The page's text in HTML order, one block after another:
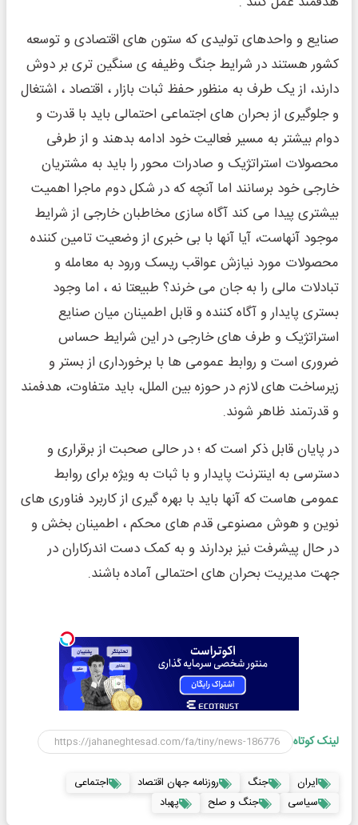
صنایع و واحدهای تولیدی که ستون های اقتصادی و توسعه
کشور هستند در شرایط جنگ وظیفه ی سنگین تری بر دوش
دارند، از یک طرف به منظور حفظ ثبات بازار ، اقتصاد ، اشتغال
و جلوگیری از بحران های اجتماعی احتمالی باید با قدرت و
دوام بیشتر به مسیر فعالیت خود ادامه بدهند و از طرفی
محصولات استراتژیک و صادرات محور را باید به مشتریان
خارجی خود برسانند اما آنچه که در شکل دوم ماجرا اهمیت
بیشتری پیدا می کند آگاه سازی مخاطبان خارجی از شرایط
موجود آنهاست، آیا آنها با بی خبری از وضعیت تامین کننده
محصولات مورد نیازش عواقب ریسک ورود به معامله و
تبادلات مالی را به جان می خرند؟ طبیعتا نه ، اما وجود
بستری پایدار و آگاه کننده و قابل اطمینان میان صنایع
استراتژیک و طرف های خارجی در این شرایط حساس
ضروری است و روابط عمومی ها با برخورداری از بستر و
زیرساخت های لازم در حوزه بین الملل، باید متفاوت، هدفمند
و قدرتمند ظاهر شوند.
در پایان قابل ذکر است که ؛ در حالی صحبت از برقراری و
دسترسی به اینترنت پایدار و با ثبات به ویژه برای روابط
عمومی هاست که آنها باید با بهره گیری از کاربرد فناوری های
نوین و هوش مصنوعی قدم های محکم ، اطمینان بخش و
در حال پیشرفت نیز بردارند و به کمک دست اندرکاران در
جهت مدیریت بحران های احتمالی آماده باشند.
لینک کوتاه
ایران جنگ روزنامه جهان اقتصاد
اجتماعی
سیاسی
جنگ و صلح پهباد